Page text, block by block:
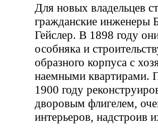
Для новых владельцев
гражданские инженеры
Гейслер. В 1898 году
особняка и
образного корпуса с
наемными квартирами.
1900 году
дворовым флигелем,
интерьеров, надстроив